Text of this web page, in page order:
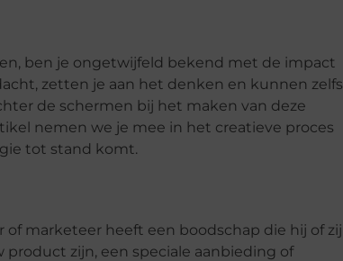
ben je ongetwijfeld bekend met de impact
zetten je aan het denken en kunnen zelfs
de schermen bij het maken van deze
nemen we je mee in het creatieve proces
tot stand komt.
marketeer heeft een boodschap die hij of zij
zijn, een speciale aanbieding of